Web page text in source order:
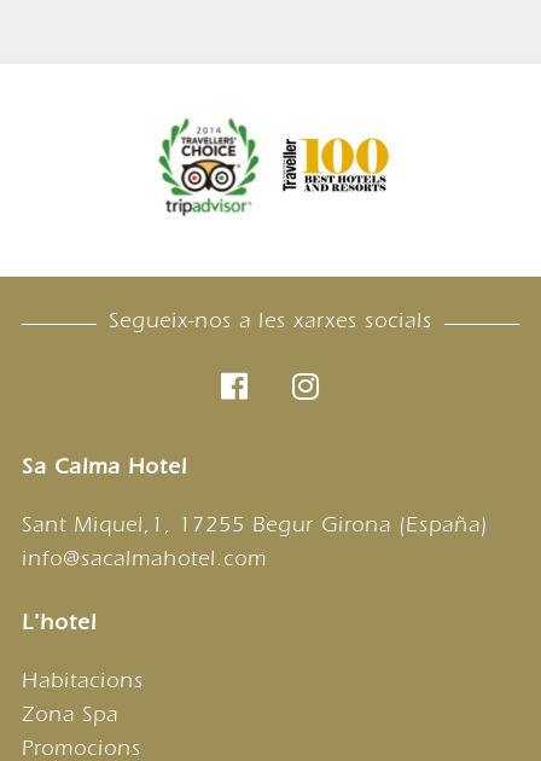
Segueix-nos a les xarxes socials
Sa Calma Hotel
Sant Miquel,1, 17255 Begur Girona (España)
info@sacalmahotel.com
L'hotel
Habitacions
Zona Spa
Promocions